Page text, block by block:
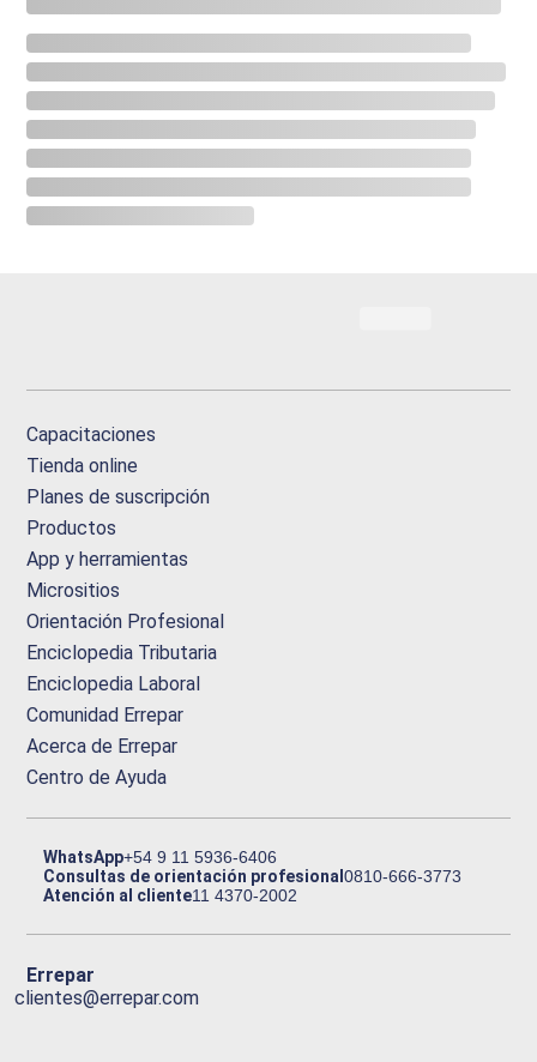
Capacitaciones
Tienda online
Planes de suscripción
Productos
App y herramientas
Micrositios
Orientación Profesional
Enciclopedia Tributaria
Enciclopedia Laboral
Comunidad Errepar
Acerca de Errepar
Centro de Ayuda
WhatsApp+54 9 11 5936-6406
Consultas de orientación profesional0810-666-3773
Atención al cliente11 4370-2002
Errepar
clientes@errepar.com